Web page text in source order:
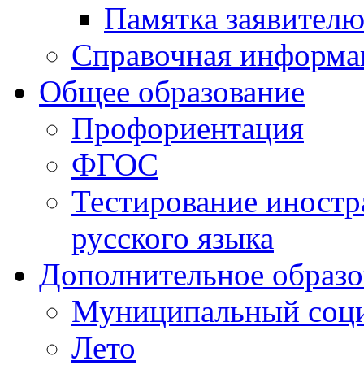
Памятка заявителю
Справочная
Общее образование
Профориентация
ФГОС
Тестирование
русского языка
Дополнительное
Муниципальный
Лето